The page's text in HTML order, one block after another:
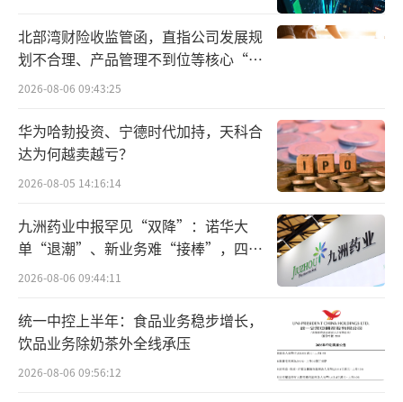
如果说电池是长安汽车布局新能源的“金
钟罩”，那么产品就是长安汽车布局新能源
的“铁布衫”。
目前，长安汽车形成深蓝、阿维塔、长安
启源三大新能源品牌，并先后推出深蓝SL03、
深蓝S7、阿维塔11、长安启源A07等多款深受
电、增程、氢燃料。
11月6日，深蓝汽车智能化解决方案正式发
布，搭载高阶智驾辅助的全新深蓝S7i、深蓝SL
03i同步上市。11月10日，未来智能豪华轿车阿
维塔12同步全球上市，上市6天大定突破15000
北部湾财险收监管函，直指公司发展规
划不合理、产品管理不到位等核心“痛
点”
2026-08-06 09:43:25
华为哈勃投资、宁德时代加持，天科合
达为何越卖越亏？
2026-08-05 14:16:14
九洲药业中报罕见“双降”：诺华大
单“退潮”、新业务难“接棒”，四大
难关待闯
2026-08-06 09:44:11
统一中控上半年：食品业务稳步增长，
饮品业务除奶茶外全线承压
2026-08-06 09:56:12